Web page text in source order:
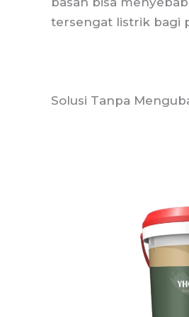
tersengat listrik bagi
Solusi Tanpa